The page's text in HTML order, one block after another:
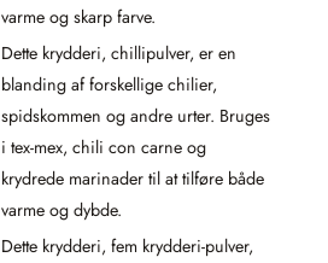
varme og skarp farve.
Dette krydderi, chillipulver, er en
blanding af forskellige chilier,
spidskommen og andre urter. Bruges
i tex-mex, chili con carne og
krydrede marinader til at tilføre både
varme og dybde.
Dette krydderi, fem krydderi-pulver,